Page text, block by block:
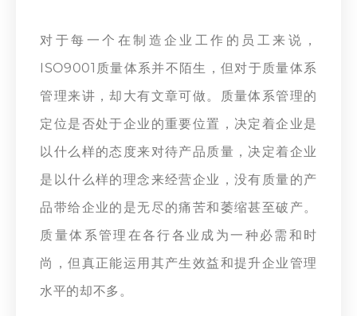
对于每一个在制造企业工作的员工来说，
ISO9001 质量体系并不陌生，但对于质量体系
管理来讲，却大有文章可做。质量体系管理的
定位是否处于企业的重要位置，决定着企业是
以什么样的态度来对待产品质量，决定着企业
是以什么样的理念来经营企业，没有质量的产
品带给企业的是无尽的痛苦和萎缩甚至破产。
质量体系管理在各行各业成为一种必需和时
尚，但真正能运用其产生效益和提升企业管理
水平的却不多。